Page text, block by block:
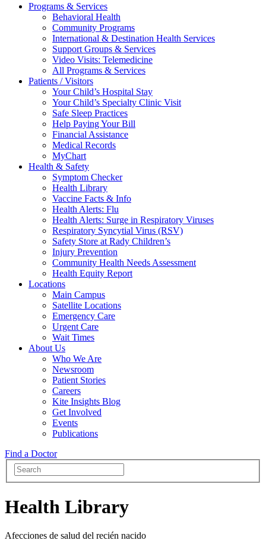
Programs & Services
Behavioral Health
Community Programs
International & Destination Health Services
Support Groups & Services
Video Visits: Telemedicine
All Programs & Services
Patients / Visitors
Your Child’s Hospital Stay
Your Child’s Specialty Clinic Visit
Safe Sleep Practices
Help Paying Your Bill
Financial Assistance
Medical Records
MyChart
Health & Safety
Symptom Checker
Health Library
Vaccine Facts & Info
Health Alerts: Flu
Health Alerts: Surge in Respiratory Viruses
Respiratory Syncytial Virus (RSV)
Safety Store at Rady Children’s
Injury Prevention
Community Health Needs Assessment
Health Equity Report
Locations
Main Campus
Satellite Locations
Emergency Care
Urgent Care
Wait Times
About Us
Who We Are
Newsroom
Patient Stories
Careers
Kite Insights Blog
Get Involved
Events
Publications
Find a Doctor
Health Library
Afecciones de salud del recién nacido